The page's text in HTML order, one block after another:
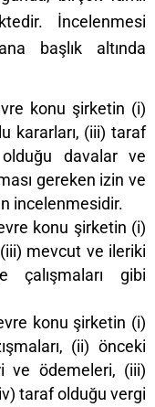
İncelenmesi
başlık altında
konu şirketin (i)
kararları, (iii) taraf
davalar ve
gereken izin ve
incelenmesidir.
konu şirketin (i)
mevcut ve ileriki
çalışmaları gibi
konu şirketin (i)
(ii) önceki
ve ödemeleri, (iii)
taraf olduğu vergi